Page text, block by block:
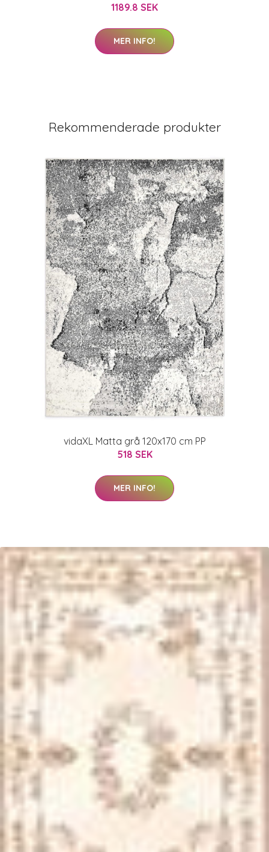
1189.8 SEK
MER INFO!
Rekommenderade produkter
vidaXL Matta grå 120x170 cm PP
518 SEK
MER INFO!